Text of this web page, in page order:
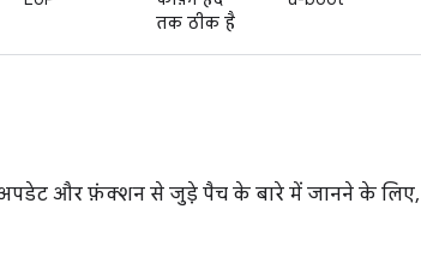
तक ठीक है
अपडेट और फ़ंक्शन से जुड़े पैच के बारे में जानने के लिए,